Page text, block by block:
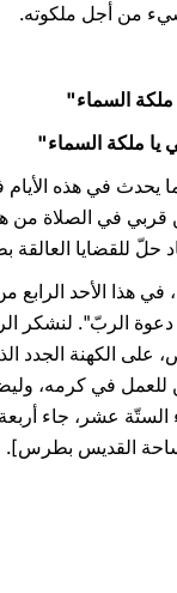
من أجل ملكوته.
السماء"
يا ملكة السماء"
يحدث في هذه
في الصلاة من
حلّ للقضايا
في هذا الأحد
دعوة الربّ". لنشكر
على الكهنة الجدد
للعمل في كرمه،
القديس بطرس].